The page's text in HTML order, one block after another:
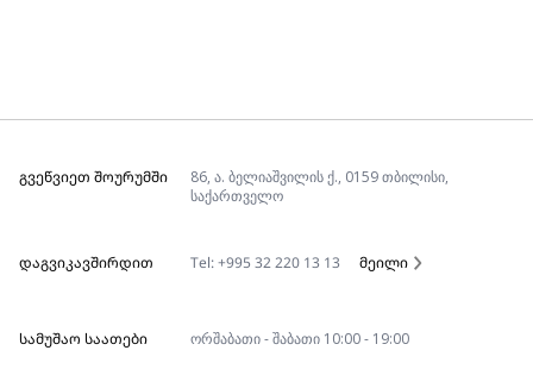
ᲒᲕᲔᲬᲕᲘᲔᲗ ᲨᲝᲣᲠᲣᲛᲨᲘ
86, ა. ბელიაშვილის ქ., 0159 თბილისი,
საქართველო
ᲓᲐᲒᲕᲘᲙᲐᲕᲨᲘᲠᲓᲘᲗ Tel: +995 32 220 13 13 მეილი
ᲡᲐᲛᲣᲨᲐᲝ ᲡᲐᲐᲗᲔᲑᲘ ორშაბათი - შაბათი 10:00 - 19:00